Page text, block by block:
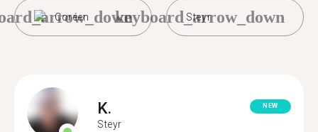
Coréen Steyr
keyboard_arrow_down
K.
Steyr
NEW